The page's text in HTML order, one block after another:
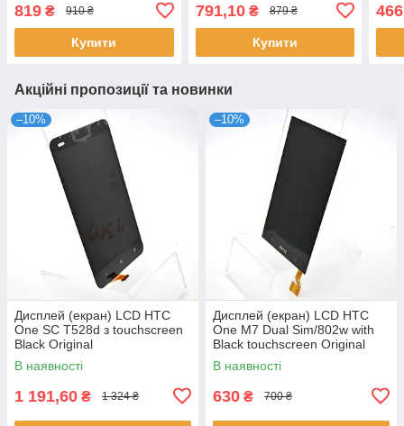
819 ₴ 910 ₴
Купити
791,10₴ 879 ₴
Купити
Акційні пропозиції та новинки
–10%
Дисплей (екран) LCD HTC
One SC T528d з touchscreen
Black Original
В наявності
1 191,60 ₴ 1 324 ₴
–10%
Дисплей (екран) LCD HTC
One M7 Dual Sim/802w with
Black touchscreen Original
В наявності
630 ₴ 700 ₴